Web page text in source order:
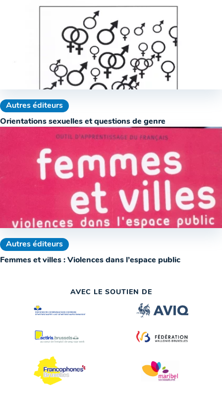
Autres éditeurs
Orientations sexuelles et questions de genre
Autres éditeurs
Femmes et villes : Violences dans l’espace public
AVEC LE SOUTIEN DE